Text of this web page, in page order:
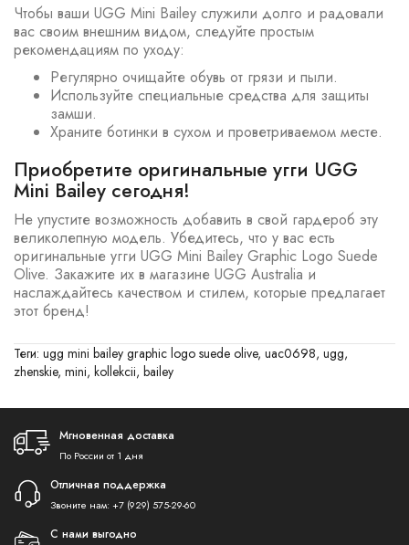
Чтобы ваши UGG Mini Bailey служили долго и радовали
вас своим внешним видом, следуйте простым
рекомендациям по уходу:
Регулярно очищайте обувь от грязи и пыли.
Используйте специальные средства для защиты
замши.
Храните ботинки в сухом и проветриваемом месте.
Приобретите оригинальные угги UGG
Mini Bailey сегодня!
Не упустите возможность добавить в свой гардероб эту
великолепную модель. Убедитесь, что у вас есть
оригинальные угги UGG Mini Bailey Graphic Logo Suede
Olive. Закажите их в магазине UGG Australia и
наслаждайтесь качеством и стилем, которые предлагает
этот бренд!
Теги: ugg mini bailey graphic logo suede olive, uac0698, ugg,
zhenskie, mini, kollekcii, bailey
Мгновенная доставка
По России от 1 дня
Отличная поддержка
Звоните нам: +7 (929) 575-29-60
С нами выгодно